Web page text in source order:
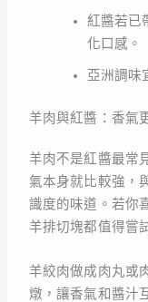
紅醬若已
化口感。
亞洲調味
羊肉與紅醬：香氣
羊肉不是紅醬最常
氣本身就比較強，
識度的味道。若你
羊排切塊都值得嘗
羊絞肉做成肉丸或
燉，讓香氣和醬汁